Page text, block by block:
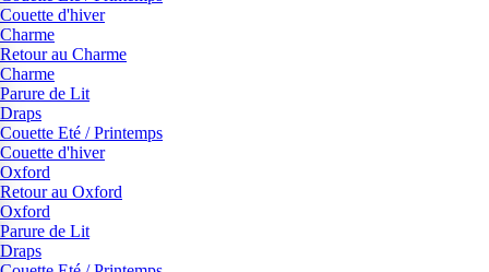
Couette d'hiver
Charme
Retour au Charme
Charme
Parure de Lit
Draps
Couette Eté / Printemps
Couette d'hiver
Oxford
Retour au Oxford
Oxford
Parure de Lit
Draps